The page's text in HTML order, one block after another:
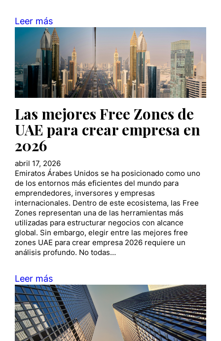
Leer más
Las mejores Free Zones de
UAE para crear empresa en
2026
abril 17, 2026
Emiratos Árabes Unidos se ha posicionado como uno
de los entornos más eficientes del mundo para
emprendedores, inversores y empresas
internacionales. Dentro de este ecosistema, las Free
Zones representan una de las herramientas más
utilizadas para estructurar negocios con alcance
global. Sin embargo, elegir entre las mejores free
zones UAE para crear empresa 2026 requiere un
análisis profundo. No todas…
Leer más